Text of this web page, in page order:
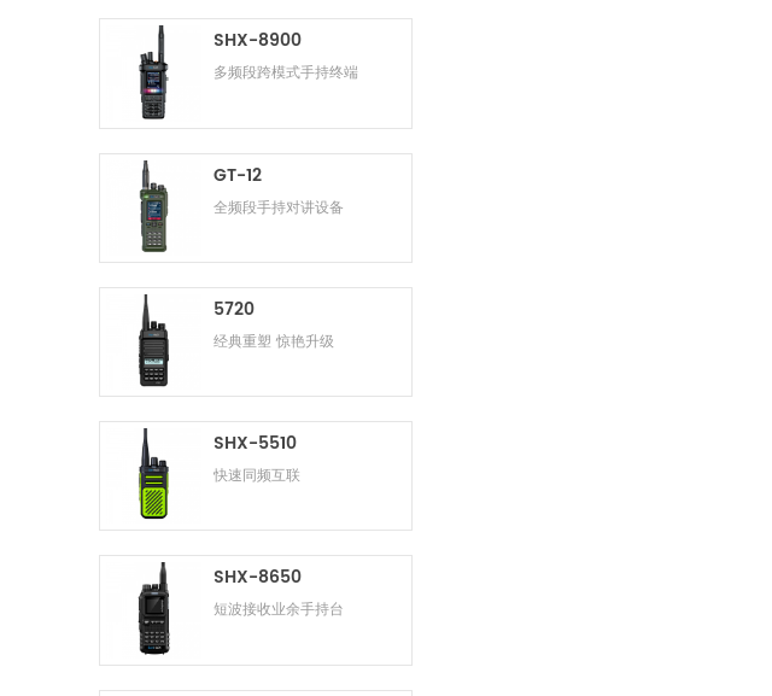
SHX-8900
多频段跨模式手持终端
GT-12
全频段手持对讲设备
5720
经典重塑 惊艳升级
SHX-5510
快速同频互联
SHX-8650
短波接收业余手持台